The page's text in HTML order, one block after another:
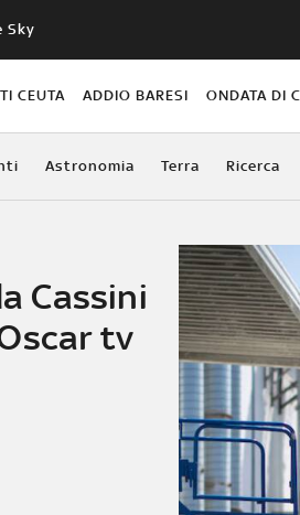
Sky
CEUTA ADDIO BARESI ONDATA DI
Astronomia Terra Ricerca
Cassini
tv